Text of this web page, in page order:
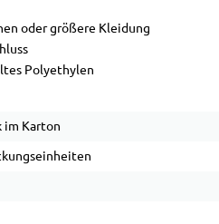
oder größere Kleidung
Polyethylen
im Karton